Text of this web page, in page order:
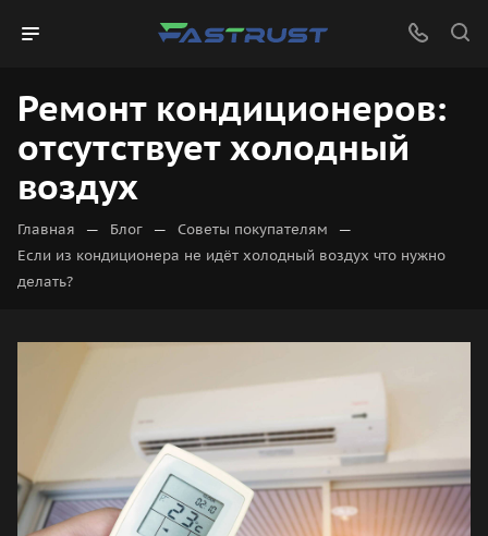
Ремонт кондиционеров:
отсутствует холодный
воздух
Главная — Блог — Советы покупателям —
Если из кондиционера не идёт холодный воздух что нужно
делать?